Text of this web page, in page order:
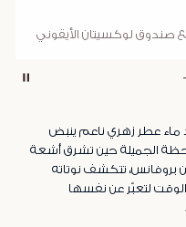
صندوق لوكسيتان الأيقوني
عطر زهري ناعم ينبض
الجميلة حين تشرق أشعة
تتكشف نوتاته
الوقت لتعبّر عن نفسها